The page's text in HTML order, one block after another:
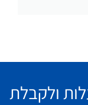
ולקבלת